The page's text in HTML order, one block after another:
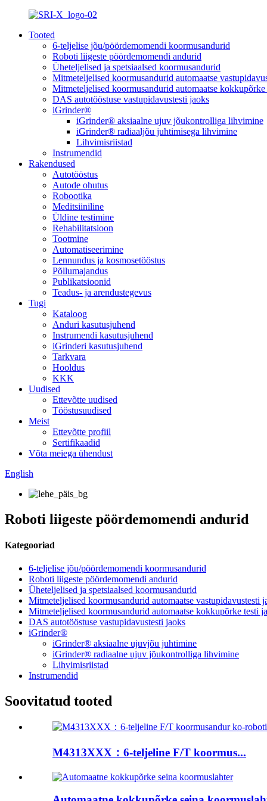
Tooted
6-teljelise jõu/pöördemomendi koormusandurid
Roboti liigeste pöördemomendi andurid
Üheteljelised ja spetsiaalsed koormusandurid
Mitmeteljelised koormusandurid automaatse
Mitmeteljelised koormusandurid automaatse kokkupõrke
DAS autotööstuse vastupidavustesti jaoks
iGrinder®
iGrinder® aksiaalne ujuv jõukontrolliga lihvimine
iGrinder® radiaaljõu juhtimisega lihvimine
Lihvimisriistad
Instrumendid
Rakendused
Autotööstus
Autode ohutus
Robootika
Meditsiiniline
Üldine testimine
Rehabilitatsioon
Tootmine
Automatiseerimine
Lennundus ja kosmosetööstus
Põllumajandus
Publikatsioonid
Teadus- ja arendustegevus
Tugi
Kataloog
Anduri kasutusjuhend
Instrumendi kasutusjuhend
iGrinderi kasutusjuhend
Tarkvara
Hooldus
KKK
Uudised
Ettevõtte uudised
Tööstusuudised
Meist
Ettevõtte profiil
Sertifikaadid
Võta meiega ühendust
English
Roboti liigeste pöördemomendi andurid
Kategooriad
6-teljelise jõu/pöördemomendi koormusandurid
Roboti liigeste pöördemomendi andurid
Üheteljelised ja spetsiaalsed koormusandurid
Mitmeteljelised koormusandurid automaatse vastupidavustesti
Mitmeteljelised koormusandurid automaatse kokkupõrke testi
DAS autotööstuse vastupidavustesti jaoks
iGrinder®
iGrinder® aksiaalne ujuvjõu juhtimine
iGrinder® radiaalne ujuv jõukontrolliga lihvimine
Lihvimisriistad
Instrumendid
Soovitatud tooted
M4313XXX：6-teljeline F/T koormus...